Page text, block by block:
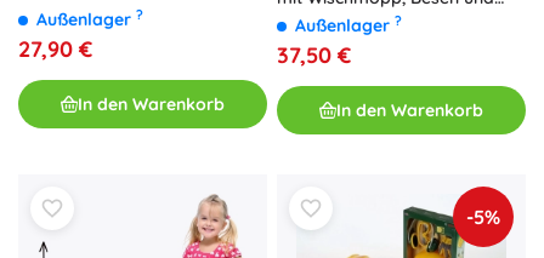
Sound von Klein
Außenlager ?
27,90 €
In den Warenkorb
Zubehör KLEIN
Außenlager ?
37,50 €
In den Warenkorb
-5%